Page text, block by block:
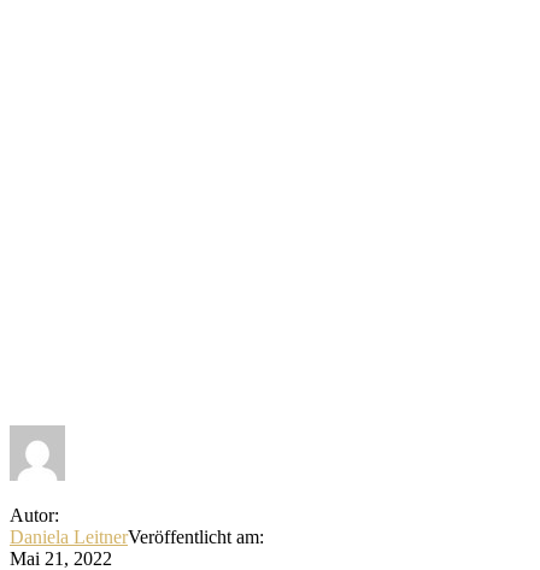
Autor:
Daniela LeitnerVeröffentlicht am:
Mai 21, 2022